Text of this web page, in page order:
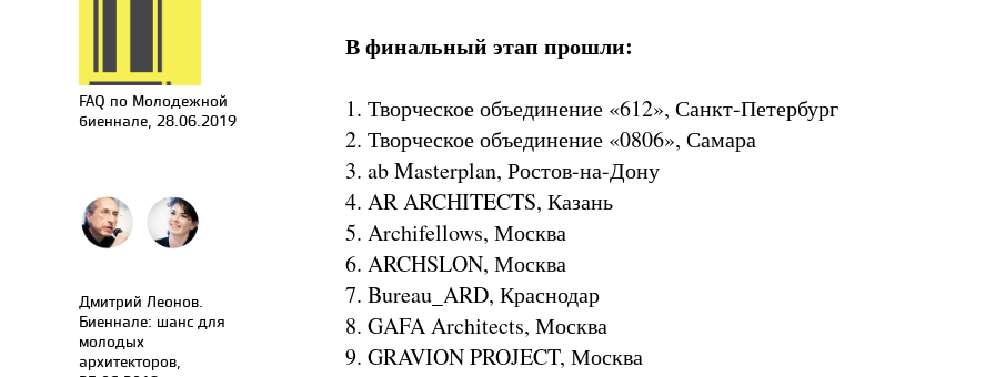
FAQ по Молодежной
биеннале, 28.06.2019
Дмитрий Леонов.
Биеннале: шанс для
молодых
архитекторов,
В финальный этап прошли:
1. Творческое объединение «612», Санкт-Петербург
2. Творческое объединение «0806», Самара
3. ab Masterplan, Ростов-на-Дону
4. AR ARCHITECTS, Казань
5. Archifellows, Москва
6. ARCHSLON, Москва
7. Bureau_ARD, Краснодар
8. GAFA Architects, Москва
9. GRAVION PROJECT, Москва